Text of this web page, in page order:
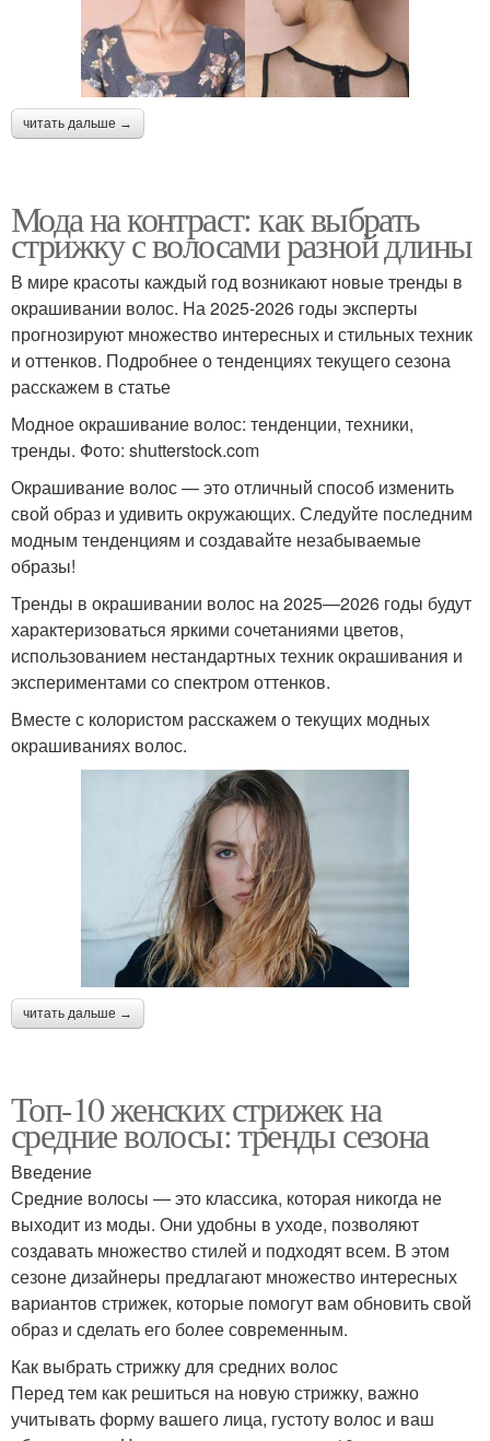
читать дальше →
Мода на контраст: как выбрать
стрижку с волосами разной длины
В мире красоты каждый год возникают новые тренды в
окрашивании волос. На 2025-2026 годы эксперты
прогнозируют множество интересных и стильных техник
и оттенков. Подробнее о тенденциях текущего сезона
расскажем в статье
Модное окрашивание волос: тенденции, техники,
тренды. Фото: shutterstock.com
Окрашивание волос — это отличный способ изменить
свой образ и удивить окружающих. Следуйте последним
модным тенденциям и создавайте незабываемые
образы!
Тренды в окрашивании волос на 2025—2026 годы будут
характеризоваться яркими сочетаниями цветов,
использованием нестандартных техник окрашивания и
экспериментами со спектром оттенков.
Вместе с колористом расскажем о текущих модных
окрашиваниях волос.
читать дальше →
Топ-10 женских стрижек на
средние волосы: тренды сезона
Введение
Средние волосы — это классика, которая никогда не
выходит из моды. Они удобны в уходе, позволяют
создавать множество стилей и подходят всем. В этом
сезоне дизайнеры предлагают множество интересных
вариантов стрижек, которые помогут вам обновить свой
образ и сделать его более современным.
Как выбрать стрижку для средних волос
Перед тем как решиться на новую стрижку, важно
учитывать форму вашего лица, густоту волос и ваш